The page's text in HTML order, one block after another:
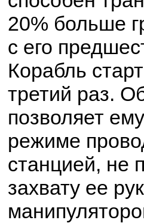
20% больше
с его
Корабль
третий раз.
позволяет
режиме
станцией, не
захвату ее